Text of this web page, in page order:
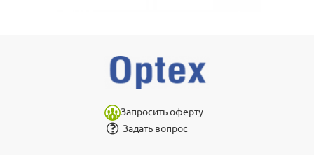
Запросить оферту
Задать вопрос